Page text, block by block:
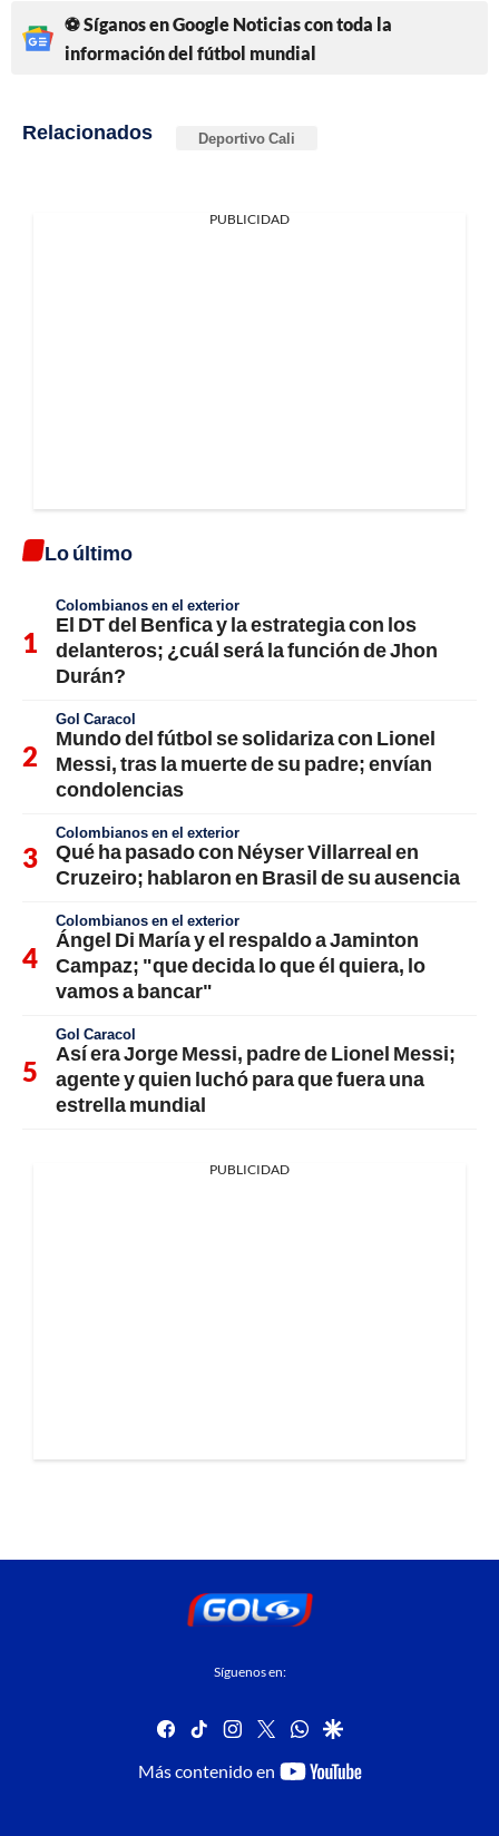
⚽ Síganos en Google Noticias con toda la
información del fútbol mundial
Relacionados Deportivo Cali
PUBLICIDAD
Lo último
Colombianos en el exterior
El DT del Benfica y la estrategia con los
delanteros; ¿cuál será la función de Jhon
Durán?
Gol Caracol
Mundo del fútbol se solidariza con Lionel
Messi, tras la muerte de su padre; envían
condolencias
Colombianos en el exterior
Qué ha pasado con Néyser Villarreal en
Cruzeiro; hablaron en Brasil de su ausencia
Colombianos en el exterior
Ángel Di María y el respaldo a Jaminton
Campaz; "que decida lo que él quiera, lo
vamos a bancar"
Gol Caracol
Así era Jorge Messi, padre de Lionel Messi;
agente y quien luchó para que fuera una
estrella mundial
PUBLICIDAD
Síguenos en:
facebook
tiktok instagram
twitterwhatsapp
google
Más contenido en
youtube-